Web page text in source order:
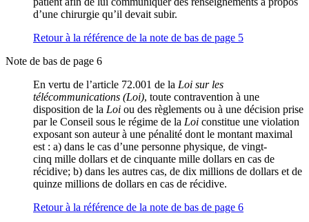
d’une chirurgie qu’il devait subir.
Retour à la référence de la note de bas de page 5
Note de bas de page 6
En vertu de l’article 72.001 de la Loi sur les
télécommunications (Loi), toute contravention à une
disposition de la Loi ou des règlements ou à une décision prise
par le Conseil sous le régime de la Loi constitue une violation
exposant son auteur à une pénalité dont le montant maximal
est : a) dans le cas d’une personne physique, de vingt-
cinq mille dollars et de cinquante mille dollars en cas de
récidive; b) dans les autres cas, de dix millions de dollars et de
quinze millions de dollars en cas de récidive.
Retour à la référence de la note de bas de page 6